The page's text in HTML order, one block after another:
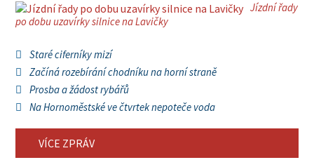
Jízdní řady
po dobu uzavírky silnice na Lavičky
Staré ciferníky mizí
Začíná rozebírání chodníku na horní straně
Prosba a žádost rybářů
Na Hornoměstské ve čtvrtek nepoteče voda
VÍCE ZPRÁV